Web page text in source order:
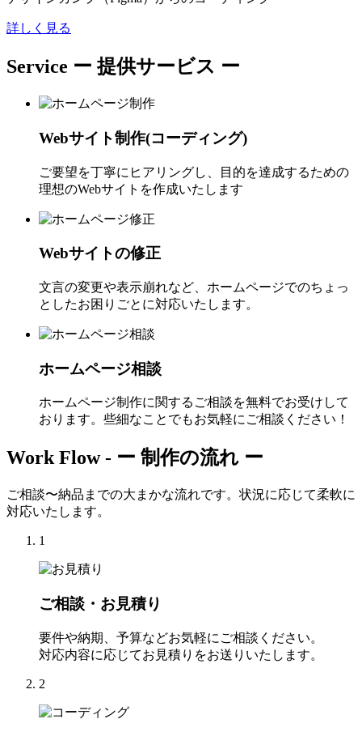
詳しく見る
Service ー 提供サービス ー
Webサイト制作(コーディング)
ご要望を丁寧にヒアリングし、目的を達成するための
理想のWebサイトを作成いたします
Webサイトの修正
文言の変更や表示崩れなど、ホームページでのちょっ
としたお困りごとに対応いたします。
ホームページ相談
ホームページ制作に関するご相談を無料でお受けして
おります。些細なことでもお気軽にご相談ください！
Work Flow - ー 制作の流れ ー
ご相談〜納品までの大まかな流れです。状況に応じて柔軟に
対応いたします。
1
ご相談・お見積り
要件や納期、予算などお気軽にご相談ください。
対応内容に応じてお見積りをお送りいたします。
2